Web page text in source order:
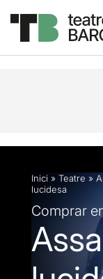
Descripció
Inici » Teatre »
lucidesa
Comprar